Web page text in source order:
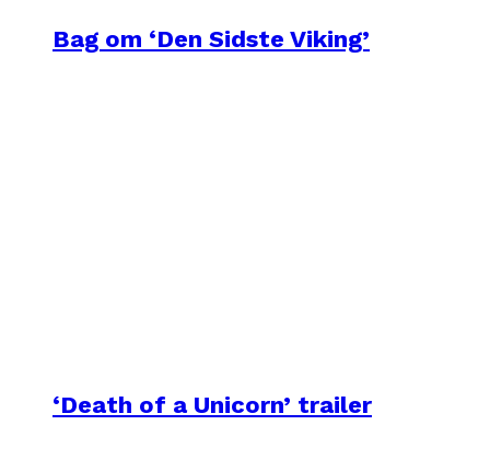
Bag om ‘Den Sidste Viking’
‘Death of a Unicorn’ trailer